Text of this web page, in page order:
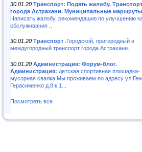
30.01.20 Транспорт: Подать жалобу. Транспорт
города Астрахани. Муниципальные маршруты
Написать жалобу, рекомендацию по улучшению
обслуживания ..
30.01.20 Транспорт .Городской, пригородный и
междугородный транспорт города Астрахани..
30.01.20 Администрация: Форум-блог.
Администрация: детская спортивная площадка-
мусорная свалка.Мы проживаем по адресу
Герасименко д.8 к.1...
Посмотреть все